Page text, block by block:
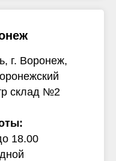
г. Воронеж,
склад №2
18.00